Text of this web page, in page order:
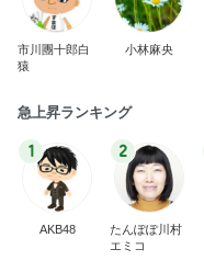
市川團十郎白
猿
小林麻央
急上昇ランキング
1
AKB48
2
たんぽぽ川村
エミコ